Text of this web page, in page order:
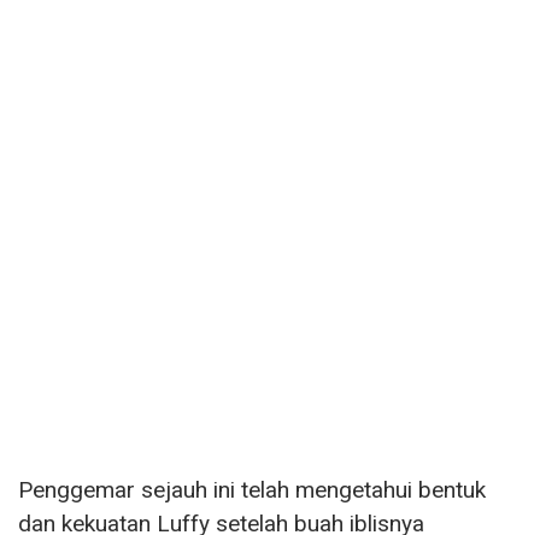
Penggemar sejauh ini telah mengetahui bentuk
dan kekuatan Luffy setelah buah iblisnya